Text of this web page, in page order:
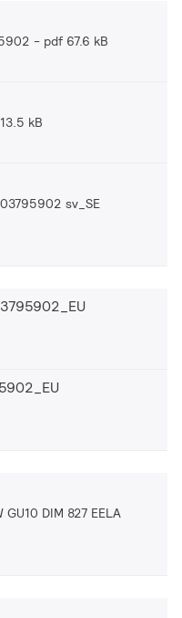
pdf 67.6 kB
kB
sv_SE
DIM 827 EELA